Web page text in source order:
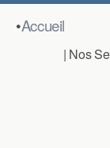
•Accueil
| Nos